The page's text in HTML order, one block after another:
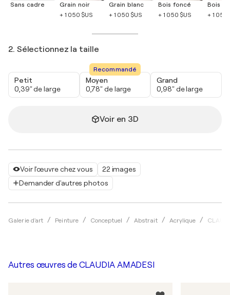
Voir l'œuvre chez vous
22 images
Demander d'autres photos
Galerie d'art Peinture Conceptuel Abstrait Acrylique
Sans cadre
Grain noir
+ 1 050 $US
Grain blanc
+ 1 050 $US
Bois foncé
+ 1 050 $US
Bois
+ 1 050
2. Sélectionnez la taille
Petit
0,39" de large
Recommandé
Moyen
0,78" de large
Grand
0,98" de large
Voir en 3D
Autres œuvres de CLAUDIA AMADESI